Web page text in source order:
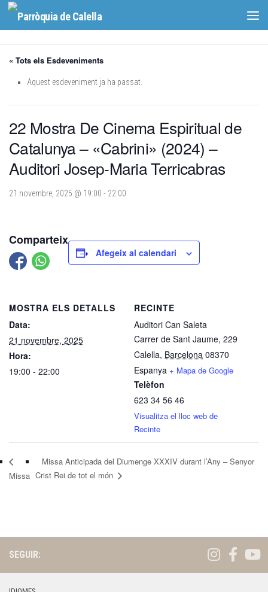
Skip to content
« Tots els Esdeveniments
Aquest esdeveniment ja ha passat.
22 Mostra De Cinema Espiritual de
Catalunya – «Cabrini» (2024) –
Auditori Josep-Maria Terricabras
21 novembre, 2025 @ 19:00 - 22:00
Comparteix
Afegeix al calendari
MOSTRA ELS DETALLS
Data:
21 novembre, 2025
Hora:
19:00 - 22:00
RECINTE
Auditori Can Saleta
Carrer de Sant Jaume, 229
Calella, Barcelona 08370
Espanya + Mapa de Google
Telèfon
623 34 56 46
Visualitza el lloc web de
Recinte
Missa
Missa Anticipada del Diumenge XXXIV durant l’Any – Senyor
Crist Rei de tot el món
SEGUIR: